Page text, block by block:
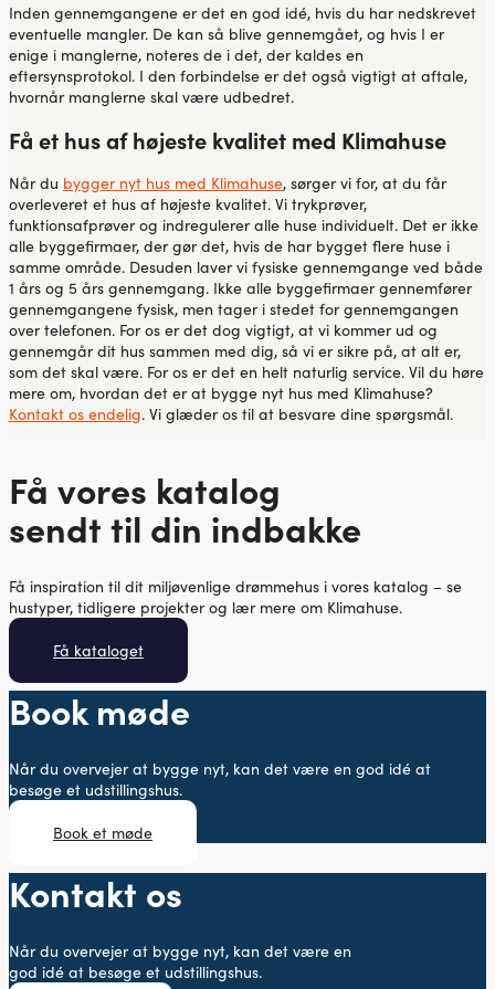
Inden gennemgangene er det en god idé, hvis du har nedskrevet
eventuelle mangler. De kan så blive gennemgået, og hvis I er
enige i manglerne, noteres de i det, der kaldes en
eftersynsprotokol. I den forbindelse er det også vigtigt at aftale,
hvornår manglerne skal være udbedret.
Få et hus af højeste kvalitet med Klimahuse
Når du bygger nyt hus med Klimahuse, sørger vi for, at du får
overleveret et hus af højeste kvalitet. Vi trykprøver,
funktionsafprøver og indregulerer alle huse individuelt. Det er ikke
alle byggefirmaer, der gør det, hvis de har bygget flere huse i
samme område. Desuden laver vi fysiske gennemgange ved både
1 års og 5 års gennemgang. Ikke alle byggefirmaer gennemfører
gennemgangene fysisk, men tager i stedet for gennemgangen
over telefonen. For os er det dog vigtigt, at vi kommer ud og
gennemgår dit hus sammen med dig, så vi er sikre på, at alt er,
som det skal være. For os er det en helt naturlig service. Vil du høre
mere om, hvordan det er at bygge nyt hus med Klimahuse?
Kontakt os endelig. Vi glæder os til at besvare dine spørgsmål.
Få vores katalog
sendt til din indbakke
Få inspiration til dit miljøvenlige drømmehus i vores katalog – se
hustyper, tidligere projekter og lær mere om Klimahuse.
Få kataloget
Book møde
Når du overvejer at bygge nyt, kan det være en god idé at
besøge et udstillingshus.
Book et møde
Kontakt os
Når du overvejer at bygge nyt, kan det være en
god idé at besøge et udstillingshus.